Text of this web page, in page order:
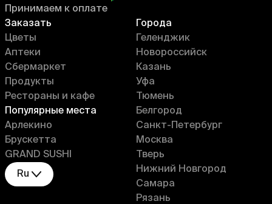
Заказать
Цветы
Аптеки
Сбермаркет
Продукты
Рестораны и кафе
Популярные места
Арлекино
Брускетта
GRAND SUSHI
Ru
Города
Геленджик
Новороссийск
Казань
Уфа
Тюмень
Белгород
Санкт-Петербург
Москва
Тверь
Нижний Новгород
Самара
Рязань
Принимаем к оплате